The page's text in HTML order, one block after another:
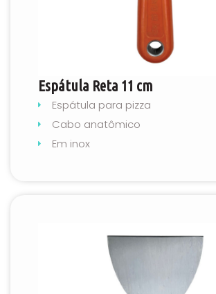
Espátula Reta 11 cm
Espátula para pizza
Cabo anatômico
Em inox